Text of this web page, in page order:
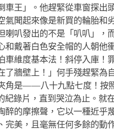
車王」。他趕緊從車窗探
氣聞起來像是新買的輪胎
喇叭發出的不是「叭叭」
和戴著白色安全帽的人朝
維度基本法！斜停入庫！
了牆壁上！」何手殘趕緊
角是——八十九點七度！按
錄片，直到哭泣為止。就
的摩擦聲，它以一種近乎
完美，且毫無任何多餘的